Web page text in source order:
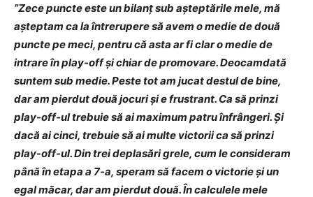
”Zece puncte este un bilanț sub așteptările mele, mă
așteptam ca la întrerupere să avem o medie de două
puncte pe meci, pentru că asta ar fi clar o medie de
intrare în play-off și chiar de promovare. Deocamdată
suntem sub medie. Peste tot am jucat destul de bine,
dar am pierdut două jocuri și e frustrant. Ca să prinzi
play-off-ul trebuie să ai maximum patru înfrângeri. Și
dacă ai cinci, trebuie să ai multe victorii ca să prinzi
play-off-ul. Din trei deplasări grele, cum le consideram
până în etapa a 7-a, speram să facem o victorie și un
egal măcar, dar am pierdut două. În calculele mele